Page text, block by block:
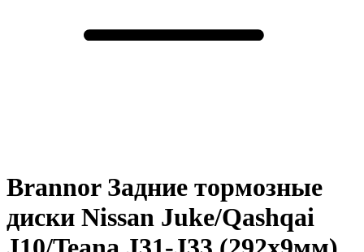
Brannor Задние тормозные
диски Nissan Juke/Qashqai